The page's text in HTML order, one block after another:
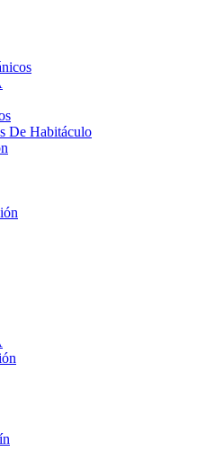
De Habitáculo